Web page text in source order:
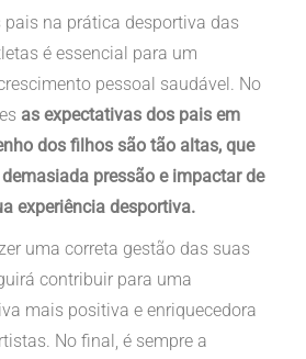
pais na prática desportiva das
é essencial para um
pessoal saudável. No
as expectativas dos pais em
dos filhos são tão altas, que
pressão e impactar de
experiência desportiva.
uma correta gestão das suas
contribuir para uma
mais positiva e enriquecedora
No final, é sempre a